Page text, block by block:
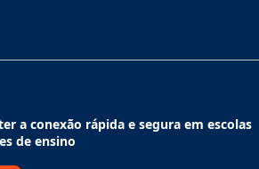
a conexão rápida e segura em escolas
de ensino